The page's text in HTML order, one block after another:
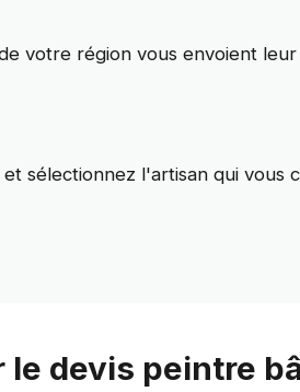
votre région vous envoient leur
sélectionnez l'artisan qui vous
devis peintre